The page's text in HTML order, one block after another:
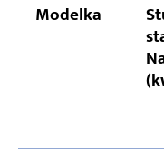
Modelka